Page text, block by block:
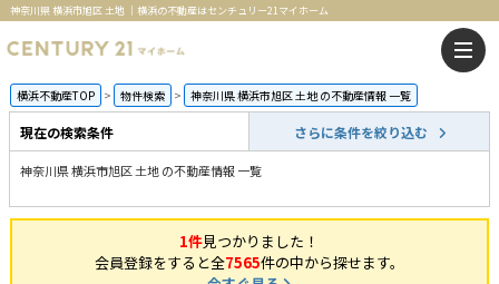
神奈川県 横浜市旭区 土地 ｜横浜の不動産はセンチュリー21マイホーム
横浜不動産TOP 物件検索 神奈川県 横浜市旭区 土地 の不動産情報 一覧
現在の検索条件 さらに条件を絞り込む
神奈川県 横浜市旭区 土地 の不動産情報 一覧
1件見つかりました！
会員登録をすると全7565件の中から探せます。